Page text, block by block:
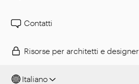
Contatti
Risorse per architetti e designer
Italiano